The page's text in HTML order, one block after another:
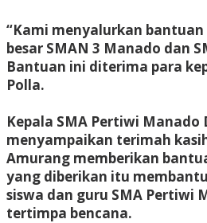
“Kami menyalurkan
besar SMAN 3 Manado dan
Bantuan ini diterima para
Polla.
Kepala SMA Pertiwi Manado
menyampaikan terimah
Amurang memberikan
yang diberikan itu
siswa dan guru SMA Pertiwi
tertimpa bencana.